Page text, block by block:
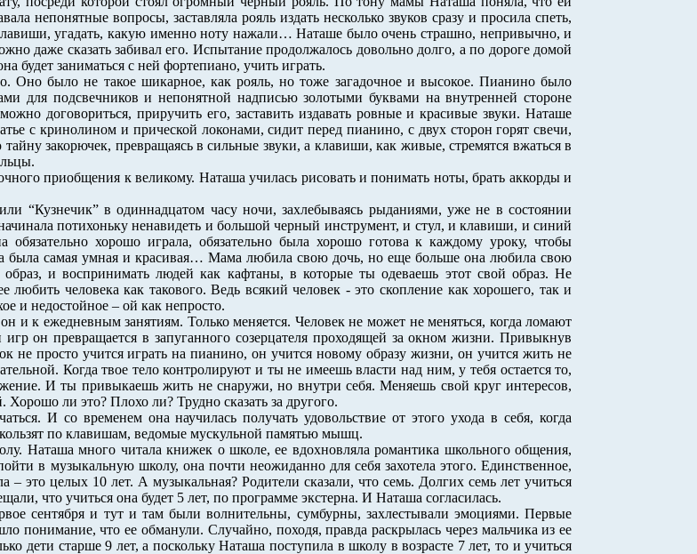
непонятные вопросы, заставляла рояль издать несколько звуков сразу и просила спеть,
угадать, какую именно ноту нажали… Наташе было очень страшно, непривычно, и
даже сказать забивал его. Испытание продолжалось довольно долго, а по дороге домой
будет заниматься с ней фортепиано, учить играть.
Оно было не такое шикарное, как рояль, но тоже загадочное и высокое. Пианино было
для подсвечников и непонятной надписью золотыми буквами на внутренней стороне
договориться, приручить его, заставить издавать ровные и красивые звуки. Наташе
с кринолином и прической локонами, сидит перед пианино, с двух сторон горят свечи,
закорючек, превращаясь в сильные звуки, а клавиши, как живые, стремятся вжаться в
приобщения к великому. Наташа училась рисовать и понимать ноты, брать аккорды и
“Кузнечик” в одиннадцатом часу ночи, захлебываясь рыданиями, уже не в состоянии
потихоньку ненавидеть и большой черный инструмент, и стул, и клавиши, и синий
хорошо играла, обязательно была хорошо готова к каждому уроку, чтобы
была самая умная и красивая… Мама любила свою дочь, но еще больше она любила свою
и воспринимать людей как кафтаны, в которые ты одеваешь этот свой образ. Не
человека как такового. Ведь всякий человек - это скопление как хорошего, так и
и недостойное – ой как непросто.
и к ежедневным занятиям. Только меняется. Человек не может не меняться, когда ломают
он превращается в запуганного созерцателя проходящей за окном жизни. Привыкнув
не просто учится играть на пианино, он учится новому образу жизни, он учится жить не
Когда твое тело контролируют и ты не имеешь власти над ним, у тебя остается то,
И ты привыкаешь жить не снаружи, но внутри себя. Меняешь свой круг интересов,
ли это? Плохо ли? Трудно сказать за другого.
И со временем она научилась получать удовольствие от этого ухода в себя, когда
по клавишам, ведомые мускульной памятью мышц.
Наташа много читала книжек о школе, ее вдохновляла романтика школьного общения,
в музыкальную школу, она почти неожиданно для себя захотела этого. Единственное,
– это целых 10 лет. А музыкальная? Родители сказали, что семь. Долгих семь лет учиться
что учиться она будет 5 лет, по программе экстерна. И Наташа согласилась.
сентября и тут и там были волнительны, сумбурны, захлестывали эмоциями. Первые
что ее обманули. Случайно, походя, правда раскрылась через мальчика из ее
дети старше 9 лет, а поскольку Наташа поступила в школу в возрасте 7 лет, то и учиться